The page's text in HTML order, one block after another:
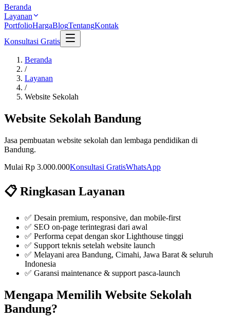
Beranda
Layanan
PortfolioHargaBlogTentangKontak
Konsultasi Gratis
Beranda
/
Layanan
/
Website Sekolah
Website Sekolah Bandung
Jasa pembuatan website sekolah dan lembaga pendidikan di
Bandung.
Mulai Rp 3.000.000Konsultasi GratisWhatsApp
📋 Ringkasan Layanan
✅ Desain premium, responsive, dan mobile-first
✅ SEO on-page terintegrasi dari awal
✅ Performa cepat dengan skor Lighthouse tinggi
✅ Support teknis setelah website launch
✅ Melayani area Bandung, Cimahi, Jawa Barat & seluruh
Indonesia
✅ Garansi maintenance & support pasca-launch
Mengapa Memilih Website Sekolah
Bandung?